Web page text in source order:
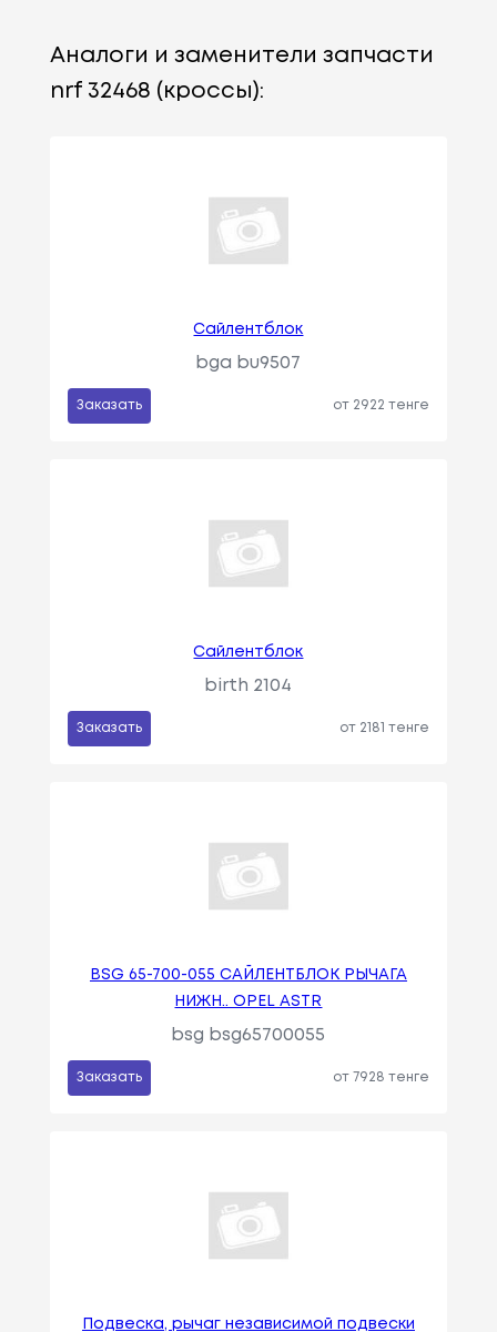
Аналоги и заменители запчасти
nrf 32468 (кроссы):
Сайлентблок
bga bu9507
Заказать от 2922 тенге
Сайлентблок
birth 2104
Заказать от 2181 тенге
BSG 65-700-055 САЙЛЕНТБЛОК РЫЧАГА
НИЖН.. OPEL ASTR
bsg bsg65700055
Заказать от 7928 тенге
Подвеска, рычаг независимой подвески